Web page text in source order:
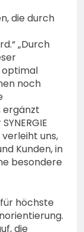
die durch
„Durch
optimal
noch
ergänzt
verleiht uns,
Kunden, in
besondere
höchste
die